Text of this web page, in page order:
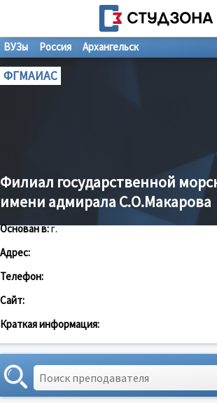
ВУЗы Россия Архангельск
ФГМАИАС
Филиал государственной
имени адмирала С.О.Макарова
Основан в:г.
Адрес:
Телефон:
Сайт:
Краткая информация: